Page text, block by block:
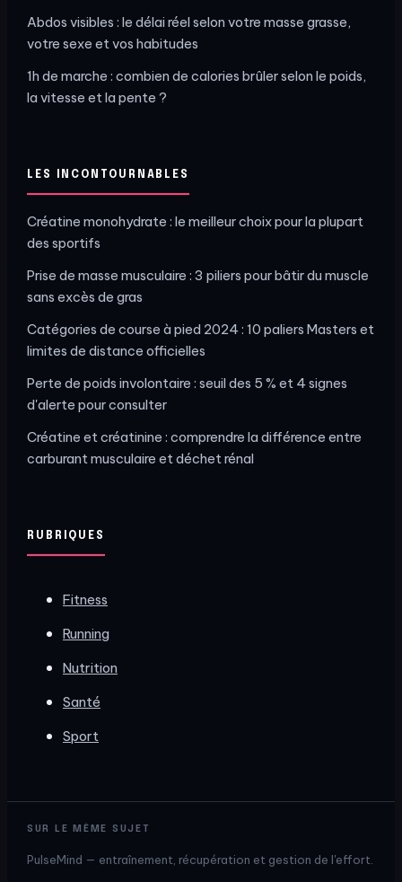
Abdos visibles : le délai réel selon votre masse grasse,
votre sexe et vos habitudes
1h de marche : combien de calories brûler selon le poids,
la vitesse et la pente ?
LES INCONTOURNABLES
Créatine monohydrate : le meilleur choix pour la plupart
des sportifs
Prise de masse musculaire : 3 piliers pour bâtir du muscle
sans excès de gras
Catégories de course à pied 2024 : 10 paliers Masters et
limites de distance officielles
Perte de poids involontaire : seuil des 5 % et 4 signes
d'alerte pour consulter
Créatine et créatinine : comprendre la différence entre
carburant musculaire et déchet rénal
RUBRIQUES
Fitness
Running
Nutrition
Santé
Sport
SUR LE MÊME SUJET
PulseMind — entraînement, récupération et gestion de l'effort.